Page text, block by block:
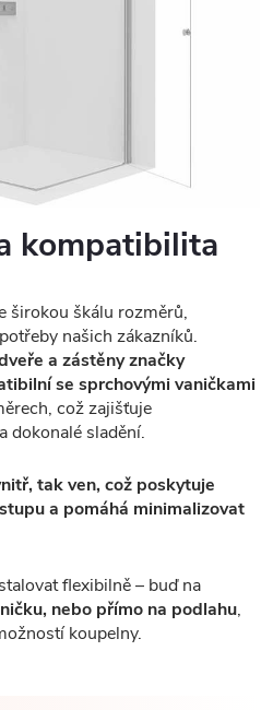
kompatibilita
širokou škálu rozměrů,
našich zákazníků.
a zástěny značky
se sprchovými vaničkami
což zajišťuje
dokonalé sladění.
tak ven, což poskytuje
a pomáhá minimalizovat
flexibilně – buď na
nebo přímo na podlahu,
koupelny.